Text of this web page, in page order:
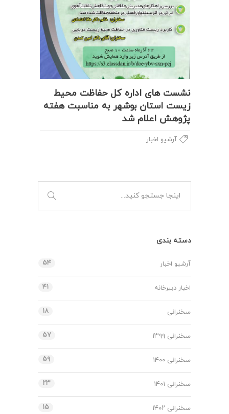
نشست های اداره کل حفاظت محیط
زیست استان بوشهر به مناسبت هفته
پژوهش اعلام شد
آرشیو اخبار
دسته بندی
آرشیو اخبار ۵۴
اخبار دبیرخانه ۴۱
سخنرانی ۱۸
سخنرانی ۱۳۹۹ ۵۷
سخنرانی ۱۴۰۰ ۵۹
سخنرانی ۱۴۰۱ ۲۳
سخنرانی ۱۴۰۲ ۱۵